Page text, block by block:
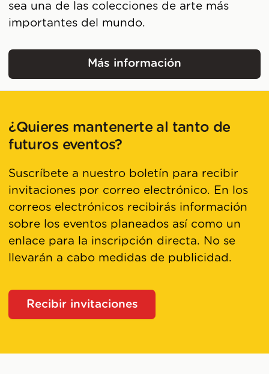
sea una de las colecciones de arte más
importantes del mundo.
Más información
¿Quieres mantenerte al tanto de
futuros eventos?
Suscríbete a nuestro boletín para recibir
invitaciones por correo electrónico. En los
correos electrónicos recibirás información
sobre los eventos planeados así como un
enlace para la inscripción directa. No se
llevarán a cabo medidas de publicidad.
Recibir invitaciones